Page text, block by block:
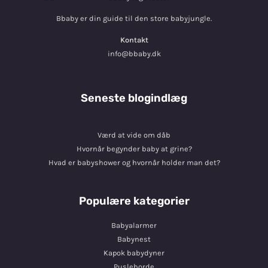
Bbaby er din guide til den store babyjungle.
Kontakt
info@bbaby.dk
Seneste blogindlæg
Værd at vide om dåb
Hvornår begynder baby at grine?
Hvad er babyshower og hvornår holder man det?
Populære kategorier
Babyalarmer
Babynest
Kapok babydyner